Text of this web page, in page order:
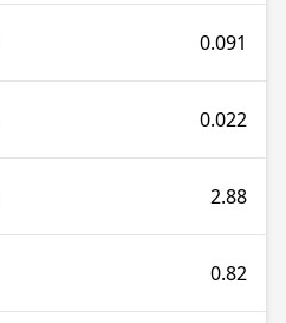
0.091
0.022
2.88
0.82